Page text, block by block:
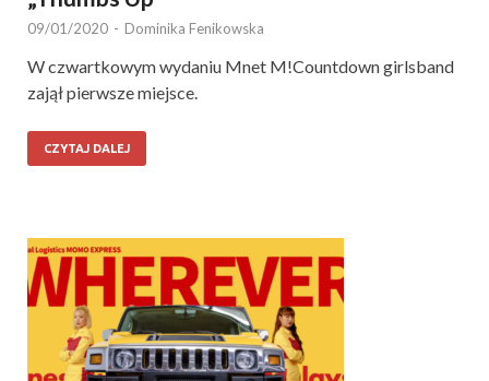
09/01/2020 - Dominika Fenikowska
W czwartkowym wydaniu Mnet M!Countdown girlsband
zajął pierwsze miejsce.
CZYTAJ DALEJ